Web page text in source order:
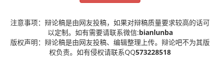
注意事项：辩论稿是由网友投稿，如果对辩稿质量要求较高的话可
以定制。如有需要请联系微信:bianlunba
版权声明：辩论稿是由网友投稿、编辑整理上传。辩论吧不为其版
权负责。如有侵权请联系QQ573228518